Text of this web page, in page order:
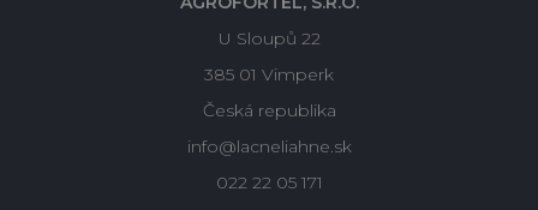
U Sloupů 22
385 01 Vimperk
Česká republika
info@lacneliahne.sk
022 22 05 171